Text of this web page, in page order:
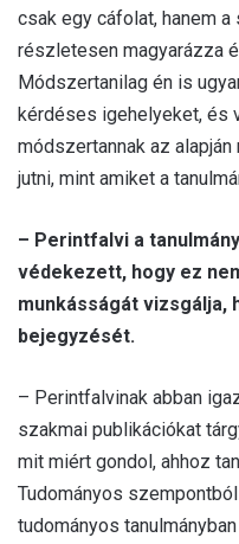
csak egy cáfolat, hanem
részletesen magyarázza
Módszertanilag én is
kérdéses igehelyeket, és
módszertannak az
jutni, mint amiket a
– Perintfalvi a
védekezett, hogy ez
munkásságát vizsgálja,
bejegyzését.
– Perintfalvinak abban
szakmai publikációkat
mit miért gondol, ahhoz
Tudományos
tudományos